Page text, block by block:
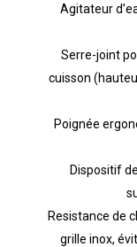
Agitateur
Serre-joint
cuisson
Poignée
Dispositif
Resistance de
grille inox,